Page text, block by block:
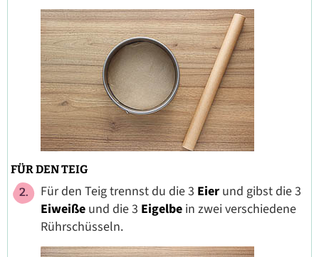
FÜR DEN TEIG
Für den Teig trennst du die 3 Eier und gibst die 3
Eiweiße und die 3 Eigelbe in zwei verschiedene
Rührschüsseln.